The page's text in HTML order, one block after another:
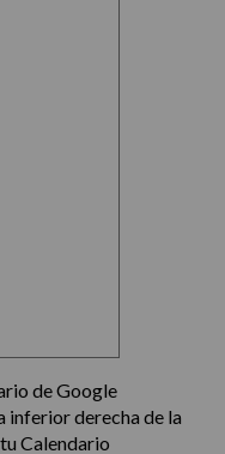
de Google
inferior derecha de la
Calendario